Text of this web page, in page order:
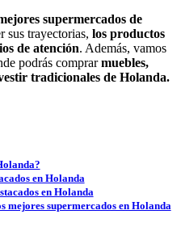
supermercados de
sus trayectorias, los productos
de atención. Además, vamos
podrás comprarmuebles,
tradicionales de Holanda.
en Holanda
en Holanda
mejores supermercados en Holanda